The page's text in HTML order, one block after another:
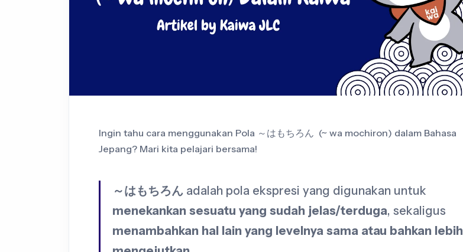
Ingin tahu cara menggunakan Pola ～はもちろん (~ wa mochiron) dalam Bahasa
Jepang? Mari kita pelajari bersama!
～はもちろん adalah pola ekspresi yang digunakan untuk
menekankan sesuatu yang sudah jelas/terduga, sekaligus
menambahkan hal lain yang levelnya sama atau bahkan lebih